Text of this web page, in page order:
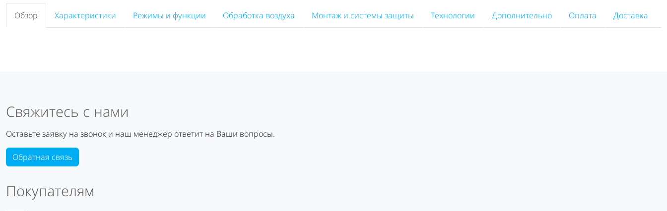
Обзор Характеристики Режимы и функции Обработка воздуха Монтаж и системы защиты Технологии Дополнительно Оплата Доставка
Покупателям
Свяжитесь с нами
Оставьте заявку на звонок и наш менеджер ответит на Ваши вопросы.
Обратная связь